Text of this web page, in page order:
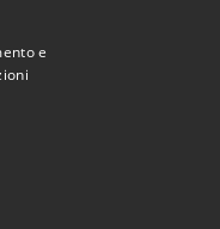
• Powered by
e